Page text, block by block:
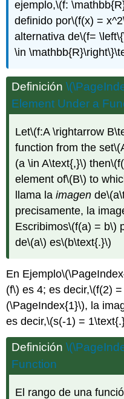
ejemplo,\(f:
definido por\(f(x) =
alternativa de\(f=
\in
Definición
Element Under a
Let\(f:A \rightarrow
function from the set
(a \in A\text{,}\) then
element of\(B\) to
llama laimagen de
precisamente, la
Escribimos\(f(a) = b\)
de\(a\) es\(b\text{.}\)
En Ejemplo
(f\) es 4; es decir,\(f(2)
(\PageIndex{1}\), la
es decir,\(s(-1) =
Definición
Function
El rango de una